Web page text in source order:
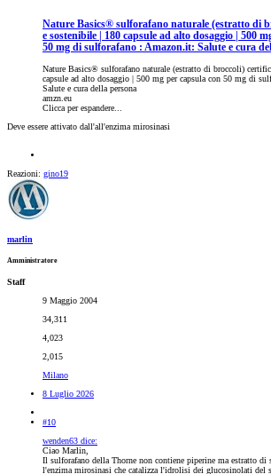
Nature Basics® sulforafano naturale (estratto di
e sostenibile | 180 capsule ad alto dosaggio | 500
50 mg di sulforafano : Amazon.it: Salute e cura
Nature Basics® sulforafano naturale (estratto di broccoli)
capsule ad alto dosaggio | 500 mg per capsula con 50 mg di
Salute e cura della persona
amzn.eu
Clicca per espandere...
Deve essere attivato dall'all'enzima mirosinasi
Reazioni: gino19
marlin
Amministratore
Staff
9 Maggio 2004
34,311
4,023
2,015
Milano
8 Luglio 2026
#10
wenden63 dice:
Ciao Marlin,
Il sulforafano della Thorne non contiene piperine ma estratto di
l'enzima mirosinasi che catalizza l'idrolisi dei glucosinolati del